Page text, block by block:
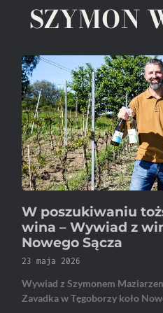
SZYMON
W poszukiwaniu
wina – Wywiad z
Nowego Sącza
23 maja 2026
Wywiad z Szymonem
Zavadka w Tęgoborzy koło